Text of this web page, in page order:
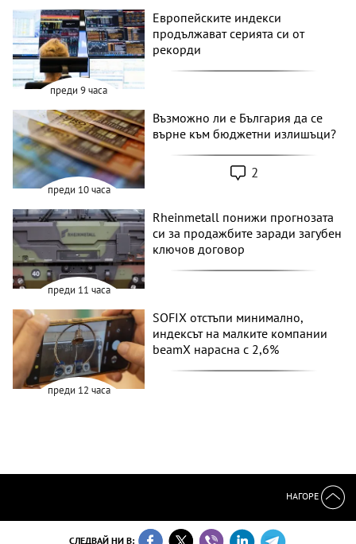
преди 9 часа
Европейските индекси
продължават серията си от
рекорди
преди 10 часа
Възможно ли е България да се
върне към бюджетни излишъци?
2
преди 11 часа
Rheinmetall понижи прогнозата
си за продажбите заради загубен
ключов договор
преди 12 часа
SOFIX отстъпи минимално,
индексът на малките компании
beamX нарасна с 2,6%
НАГОРЕ
СЛЕДВАЙ НИ В: